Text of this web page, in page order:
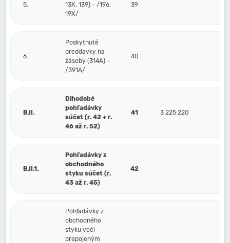
5.
13X, 139) - /196,
19X/
39
6.
Poskytnuté
preddavky na
zásoby (314A) -
/391A/
40
B.II.
Dlhodobé
pohľadávky
súčet (r. 42 + r.
46 až r. 52)
41 3 225 220
B.II.1.
Pohľadávky z
obchodného
styku súčet (r.
43 až r. 45)
42
Pohľadávky z
obchodného
styku voči
prepojeným